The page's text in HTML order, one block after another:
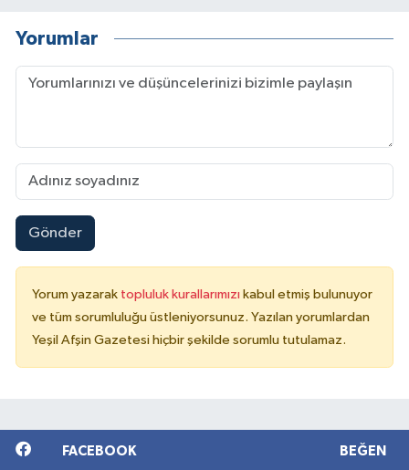
Yorumlar
Gönder
Yorum yazarak topluluk kurallarımızı kabul etmiş bulunuyor
ve tüm sorumluluğu üstleniyorsunuz. Yazılan yorumlardan
Yeşil Afşin Gazetesi hiçbir şekilde sorumlu tutulamaz.
FACEBOOK BEĞEN